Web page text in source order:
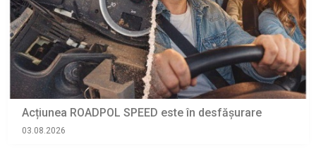
Acțiunea ROADPOL SPEED este în desfășurare
03.08.2026